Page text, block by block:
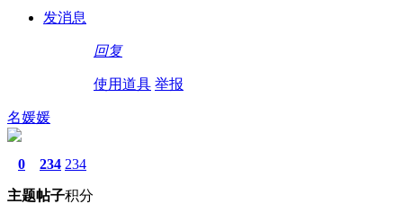
发消息
回复
使用道具 举报
名媛媛
0
主题
234
帖子
234
积分